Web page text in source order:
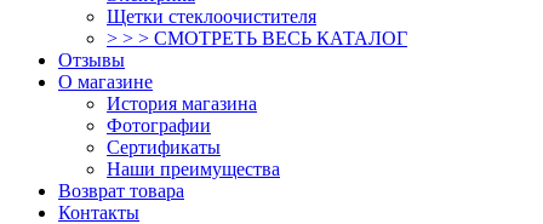
Щетки стеклоочистителя
> > > СМОТРЕТЬ ВЕСЬ КАТАЛОГ
Отзывы
О магазине
История магазина
Фотографии
Сертификаты
Наши преимущества
Возврат товара
Контакты